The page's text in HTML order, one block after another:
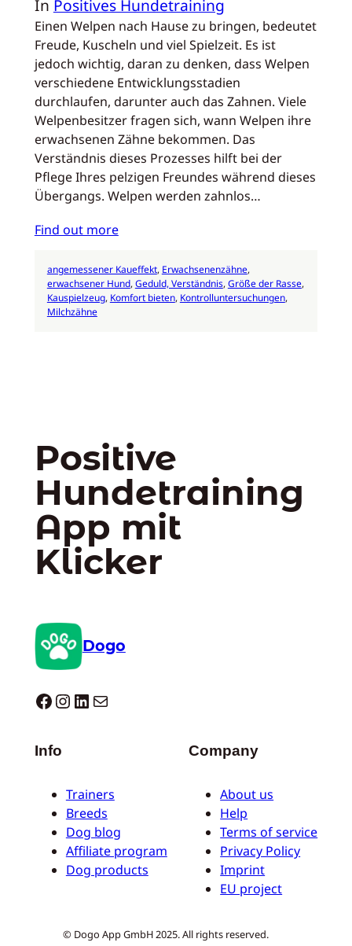
In Positives Hundetraining
Einen Welpen nach Hause zu bringen, bedeutet
Freude, Kuscheln und viel Spielzeit. Es ist
jedoch wichtig, daran zu denken, dass Welpen
verschiedene Entwicklungsstadien
durchlaufen, darunter auch das Zahnen. Viele
Welpenbesitzer fragen sich, wann Welpen ihre
erwachsenen Zähne bekommen. Das
Verständnis dieses Prozesses hilft bei der
Pflege Ihres pelzigen Freundes während dieses
Übergangs. Welpen werden zahnlos…
Find out more
angemessener Kaueffekt, Erwachsenenzähne
erwachsener Hund, Geduld, Verständnis, Größe der Rasse
Kauspielzeug, Komfort bieten, Kontrolluntersuchungen
Milchzähne
Positive
Hundetraining
App mit
Klicker
Dogo
Dogo facebook InstagramLinkedIn E-Mail
Info
Trainers
Breeds
Dog blog
Affiliate program
Dog products
Company
About us
Help
Terms of service
Privacy Policy
Imprint
EU project
© Dogo App GmbH 2025. All rights reserved.